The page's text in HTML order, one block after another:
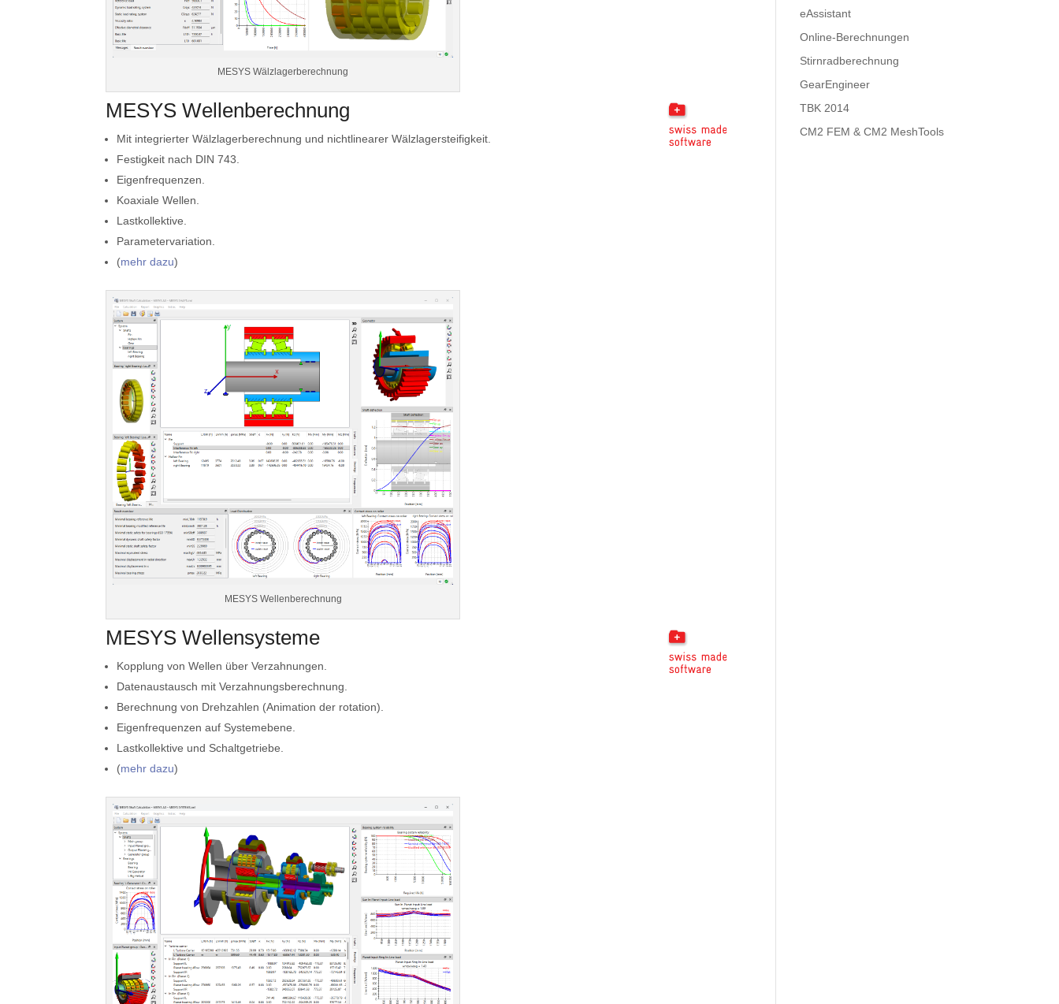
MESYS Wälzlagerberechnung
MESYS Wellenberechnung
Mit integrierter Wälzlagerberechnung und nichtlinearer Wälzlagersteifigkeit.
Festigkeit nach DIN 743.
Eigenfrequenzen.
Koaxiale Wellen.
Lastkollektive.
Parametervariation.
(mehr dazu)
MESYS Wellenberechnung
MESYS Wellensysteme
Kopplung von Wellen über Verzahnungen.
Datenaustausch mit Verzahnungsberechnung.
Berechnung von Drehzahlen (Animation der rotation).
Eigenfrequenzen auf Systemebene.
Lastkollektive und Schaltgetriebe.
(mehr dazu)
eAssistant
Online-Berechnungen
Stirnradberechnung
GearEngineer
TBK 2014
CM2 FEM & CM2 MeshTools